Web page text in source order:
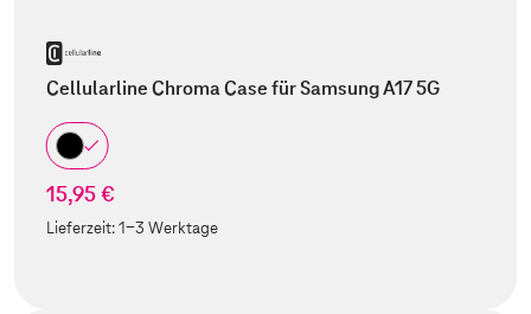
Cellularline Chroma Case für Samsung A17 5G
15,95 €
Lieferzeit:1-3 Werktage